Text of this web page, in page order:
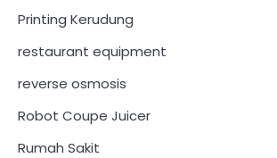
Printing Kerudung
restaurant equipment
reverse osmosis
Robot Coupe Juicer
Rumah Sakit